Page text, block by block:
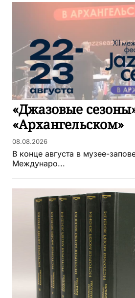
«Джазовые
«Архангельском»
08.08.2026
В конце августа в музее-
Междунаро...